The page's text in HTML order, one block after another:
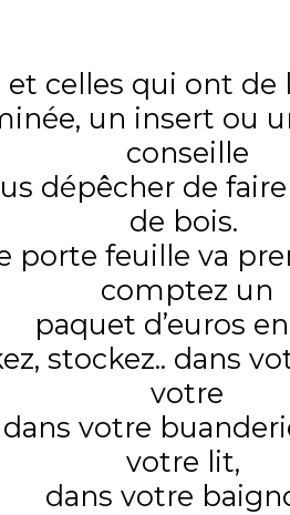
et celles qui ont de
un insert ou
conseille
dépêcher de faire
de bois.
feuille va
comptez un
d’euros
stockez.. dans
votre
votre
votre lit,
dans votre